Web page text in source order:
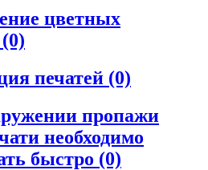
цветных
(0)
печатей (0)
пропажи
необходимо
быстро (0)